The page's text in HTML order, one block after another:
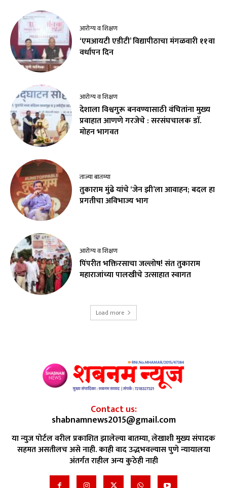
आरोग्य व शिक्षण
‘एमआयटी एडीटी’ विद्यापीठाचा मंगळवारी ११वा
वर्धापन दिन
आरोग्य व शिक्षण
देशाला विश्वगुरू बनवण्यासाठी वंचितांना मुख्य
प्रवाहात आणणे गरजेचे : सरसंघचालक डाॅ.
मोहन भागवत
ताज्या बातम्या
तुकाराम मुंढे यांचे ‘जेन झी’ला आवाहन; बदल हा
प्रगतीचा अविभाज्य भाग
आरोग्य व शिक्षण
पिंपरीत भक्तिरसाचा जल्लोष! संत तुकाराम
महाराजांच्या पालखीचे उत्साहात स्वागत
Load more
Contact us:
shabnamnews2015@gmail.com
या न्युज पोर्टल वरील प्रकाशित झालेल्या बातम्या, लेखाशी मुख्य संपादक
सहमत असतीलच असे नाही. काही वाद उद्भभवल्यास पुणे न्यायालया
अंतर्गत राहील अन्य कुठेही नाही